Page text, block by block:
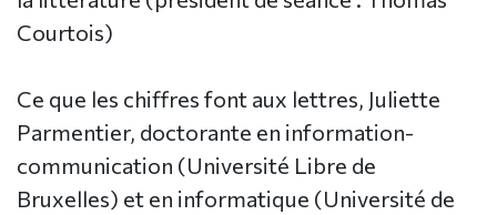
Courtois)
Ce que les chiffres font aux lettres, Juliette
Parmentier, doctorante en information-
communication (Université Libre de
Bruxelles) et en informatique (Université de